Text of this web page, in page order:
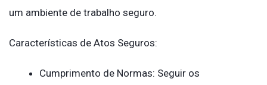
um ambiente de trabalho seguro.
Características de Atos Seguros:
Cumprimento de Normas: Seguir os